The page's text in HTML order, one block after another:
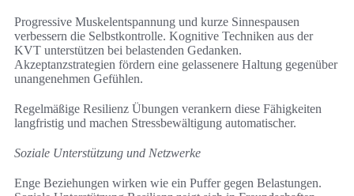
Progressive Muskelentspannung und kurze Sinnespausen
verbessern die Selbstkontrolle. Kognitive Techniken aus der
KVT unterstützen bei belastenden Gedanken.
Akzeptanzstrategien fördern eine gelassenere Haltung gegenüber
unangenehmen Gefühlen.
Regelmäßige Resilienz Übungen verankern diese Fähigkeiten
langfristig und machen Stressbewältigung automatischer.
Soziale Unterstützung und Netzwerke
Enge Beziehungen wirken wie ein Puffer gegen Belastungen.